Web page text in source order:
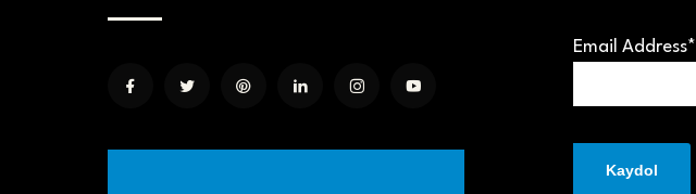
Email Address*